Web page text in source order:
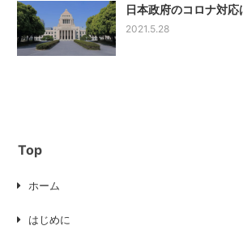
日本政府のコロナ対応
2021.5.28
Top
ホーム
はじめに